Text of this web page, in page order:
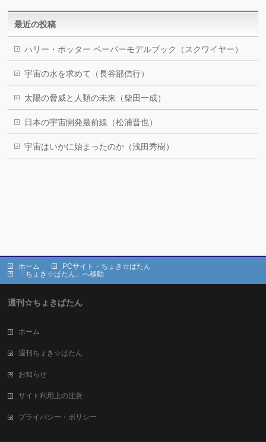
最近の投稿
ハリー・ポッター ペーパーモデルブック（スクワイヤー）
宇宙の水を求めて（長谷部信行）
太陽の脅威と人類の未来（柴田一成）
日本の宇宙開発最前線（松浦晋也）
宇宙はいかに始まったのか（浅田秀樹）
ホーム
PCサイト・ちょき☆ぱたん
「ちょき☆ぱたん」へ移動
週刊☆ちょきぱたん
ホーム
週刊ちょき☆ぱたん
お知らせ
サイト利用上の注意
プライバシー・ポリシー